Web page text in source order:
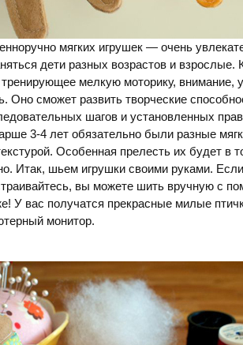
мягких игрушек — очень
дети разных возрастов и
мелкую моторику, внимание,
Оно сможет развить творческие
шагов и установленных
3-4 лет обязательно были разные
Особенная прелесть их будет
Итак, шьем игрушки своими руками.
вы можете шить вручную с
У вас получатся прекрасные милые
монитор.